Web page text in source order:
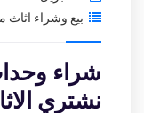
بيع وشراء اثاث
شراء
نشتري